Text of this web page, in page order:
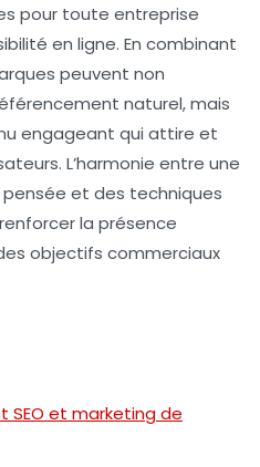
pour toute entreprise
en ligne. En combinant
peuvent non
naturel, mais
engageant qui attire et
L’harmonie entre une
pensée et des techniques
la présence
objectifs commerciaux
et marketing de